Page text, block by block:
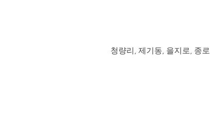
청량리, 제기동, 을지로, 종로